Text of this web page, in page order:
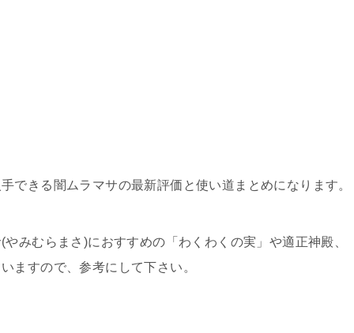
できる闇ムラマサの最新評価と使い道まとめになります。
みむらまさ)におすすめの「わくわくの実」や適正神殿、
ますので、参考にして下さい。